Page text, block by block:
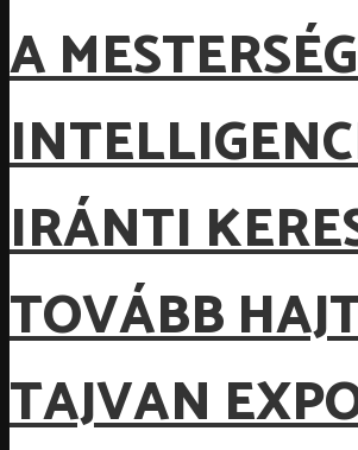
A
IRÁNTI
TOVÁBB
TAJVAN